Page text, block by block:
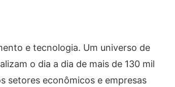
e tecnologia. Um universo de
o dia a dia de mais de 130 mil
setores econômicos e empresas